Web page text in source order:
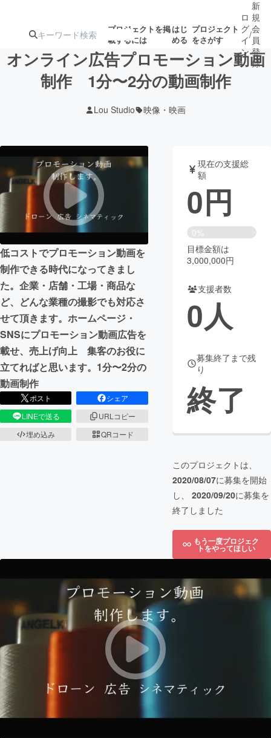
プロジェクトを掲
載するには
はじ
める
プロジェクト
をさがす
ジェクト
募集終了が近いプ
ロジェクト
アート・写真 音楽
テクノロジー・ガジェット ゲーム・サ
映像・映画 書籍・雑誌
ビジネス・起業 チャレンジ
まちづくり・地域活性化
CAMPFIRE for Social Good
CAMPFIRE Creation
CAMPFIREふるさと納税machi-ya
ロ
グ
イ
ン
/
新
規
会
員
登
録
オンライン広告プロモーション動画
制作 1分〜2分の動画制作
Lou Studio 映像・映画
低コストでプロモーション動画を
制作できる時代になってきまし
た。企業・店舗・工場・商品な
ど、どんな業種の撮影でも対応さ
せて頂きます。ホームページ・
SNSにプロモーション動画広告を
載せ、売上げ向上 集客のお役に
立てればと思います。1分〜2分の
動画制作
ポスト
シェア
LINEで送る
URLコピー
埋め込み
QRコード
現在の支援総
額
0円
0%
目標金額は
3,000,000円
支援者数
0人
募集終了まで残
り
終了
このプロジェクトは、
2020/08/07に募集を開始
し、 2020/09/20に募集を
終了しました
もう一度プロジェク
トをやってほしい